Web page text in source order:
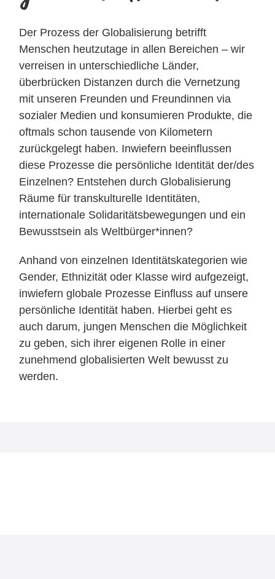
Der Prozess der Globalisierung betrifft
Menschen heutzutage in allen Bereichen – wir
verreisen in unterschiedliche Länder,
überbrücken Distanzen durch die Vernetzung
mit unseren Freunden und Freundinnen via
sozialer Medien und konsumieren Produkte, die
oftmals schon tausende von Kilometern
zurückgelegt haben. Inwiefern beeinflussen
diese Prozesse die persönliche Identität der/des
Einzelnen? Entstehen durch Globalisierung
Räume für transkulturelle Identitäten,
internationale Solidaritätsbewegungen und ein
Bewusstsein alsWeltbürger*innen?
Anhand von einzelnen Identitätskategorien wie
Gender, Ethnizität oder Klasse wird aufgezeigt,
inwiefern globale Prozesse Einfluss auf unsere
persönliche Identität haben. Hierbei geht es
auch darum, jungen Menschen die Möglichkeit
zu geben, sich ihrer eigenen Rolle in einer
zunehmend globalisierten Welt bewusst zu
werden.